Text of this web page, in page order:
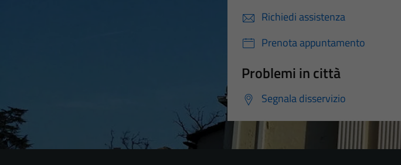
Richiedi assistenza
Prenota appuntamento
Problemi in città
Segnala disservizio